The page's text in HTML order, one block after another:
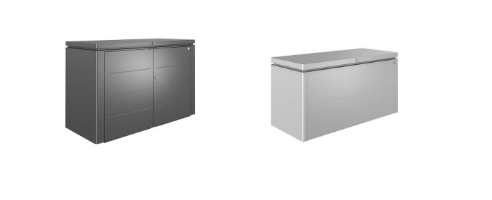
Highlight på terrassen Stilfull eleganse